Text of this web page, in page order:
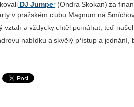
DJ Jumper(Ondra Skokan) za
v pražském clubu Magnum na
vztah a vždycky chtěl pomáhat, teď
nabídku a skvělý přístup a jednání,